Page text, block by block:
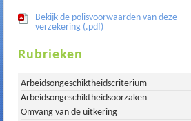
Bekijk de polisvoorwaarden van deze
verzekering (.pdf)
Rubrieken
Arbeidsongeschiktheidscriterium
Arbeidsongeschiktheidsoorzaken
Omvang van de uitkering